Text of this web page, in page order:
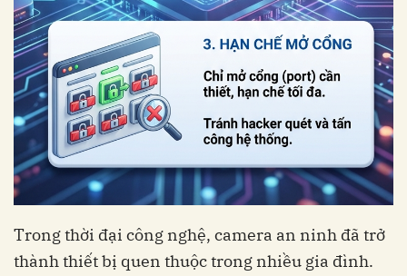
Trong thời đại công nghệ, camera an ninh đã trở
thành thiết bị quen thuộc trong nhiều gia đình.